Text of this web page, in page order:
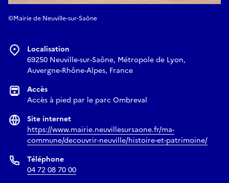
©Mairie de Neuville-sur-Saône
Localisation
69250 Neuville-sur-Saône, Métropole de Lyon,
Auvergne-Rhône-Alpes, France
Accès
Accès à pied par le parc Ombreval
Site internet
https://www.mairie.neuvillesursaone.fr/ma-
commune/decouvrir-neuville/histoire-et-patrimoine/
Téléphone
04 72 08 70 00